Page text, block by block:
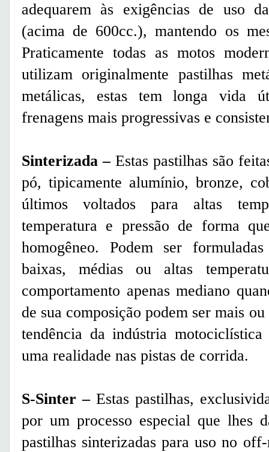
adequarem às exigências de uso
(acima de 600cc.), mantendo os
Praticamente todas as motos
utilizam originalmente pastilhas
metálicas, estas tem longa vida
frenagens mais progressivas e
Sinterizada–Estas pastilhas são
pó, tipicamente alumínio, bronze,
últimos voltados para altas
temperatura e pressão de forma
homogêneo. Podem ser
baixas, médias ou altas
comportamento apenas mediano
de sua composição podem ser mais
tendência da indústria
uma realidade nas pistas de corrida.
S-Sinter –Estas pastilhas,
por um processo especial que lhes
pastilhas sinterizadas para uso no